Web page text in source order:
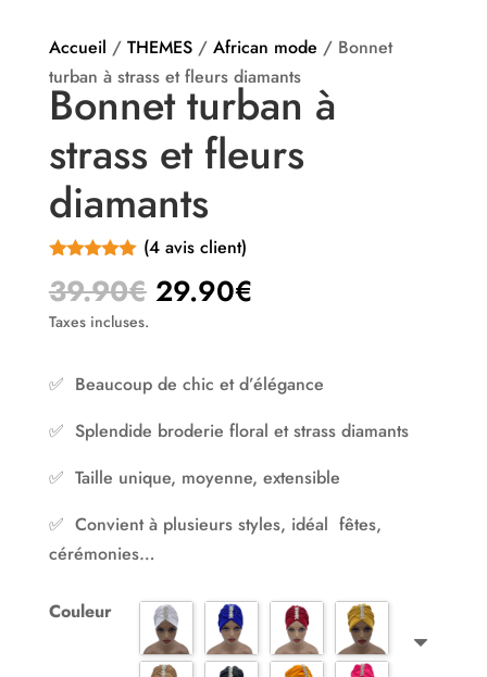
Accueil / THEMES/ African mode / Bonnet
turban à strass et fleurs diamants
Bonnet turban à
strass et fleurs
diamants
sur 5
basé sur
notations
(4 avis client)
39.90€ Le
était :
29.90€Le
est :
29.90€.
Taxes incluses.
✅ Beaucoup de chic et d’élégance
✅ Splendide broderie floral et strass diamants
✅ Taille unique, moyenne, extensible
✅ Convient à plusieurs styles, idéal fêtes,
cérémonies…
Couleur